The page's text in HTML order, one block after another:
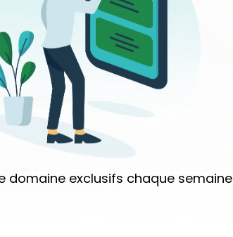
domaine exclusifs chaque semaine